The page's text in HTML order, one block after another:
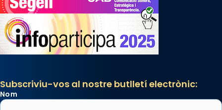
«A Raïms de Sant Jaume, raïms aigualits;
raïms de setembre te'n llepes els dits»,
segons una dita popular.
Photo
Subscriviu-vos al nostre butlletí electrònic:
Nom